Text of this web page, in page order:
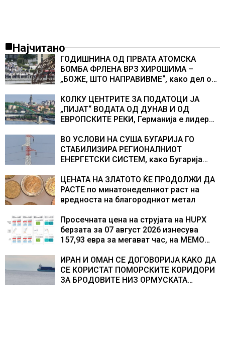
Најчитано
ГОДИШНИНА ОД ПРВАТА АТОМСКА
БОМБА ФРЛЕНА ВРЗ ХИРОШИМА –
„БОЖЕ, ШТО НАПРАВИВМЕ“, како дел од
учесниците во бомбардирањето го
доживуваа овој настан што го промени
текот на историјата
КОЛКУ ЦЕНТРИТЕ ЗА ПОДАТОЦИ ЈА
„ПИЈАТ“ ВОДАТА ОД ДУНАВ И ОД
ЕВРОПСКИТЕ РЕКИ, Германија е лидер
центри за податоци
ВО УСЛОВИ НА СУША БУГАРИЈА ГО
СТАБИЛИЗИРА РЕГИОНАЛНИОТ
ЕНЕРГЕТСКИ СИСТЕМ, како Бугарија
складирање на енергија од батерии
ЦЕНАТА НА ЗЛАТОТО ЌЕ ПРОДОЛЖИ ДА
РАСТЕ по минатонеделниот раст на
вредноста на благородниот метал
Просечната цена на струјата на HUPX
берзата за 07 август 2026 изнесува
157,93 евра за мегават час, на МЕМО
ИРАН И ОМАН СЕ ДОГОВОРИЈА КАКО ДА
СЕ КОРИСТАТ ПОМОРСКИТЕ КОРИДОРИ
ЗА БРОДОВИТЕ НИЗ ОРМУСКАТА